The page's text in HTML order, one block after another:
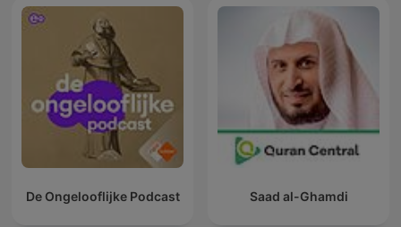
De Ongelooflijke Podcast Saad al-Ghamdi